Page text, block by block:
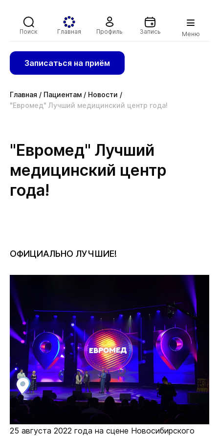
Поиск Главная Профиль Запись Меню
Записаться на приём
Главная / Пациентам / Новости /
"Евромед" Лучший медицинский центр года!
"Евромед" Лучший
медицинский центр
года!
ОФИЦИАЛЬНО ЛУЧШИЕ!
25 августа 2022 года на сцене Новосибирского